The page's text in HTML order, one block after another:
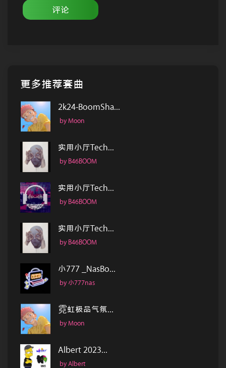
评论
更多推荐套曲
2k24-BoomSha...
by Moon
实用小厅Tech...
by B46BOOM
实用小厅Tech...
by B46BOOM
实用小厅Tech...
by B46BOOM
小777 _NasBo...
by 小777nas
霓虹极品气氛...
by Moon
Albert 2023...
by Albert